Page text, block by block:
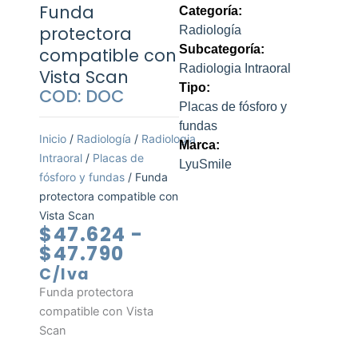
Funda
protectora
compatible con
Vista Scan
COD: DOC
Inicio / Radiología / Radiologia
Intraoral / Placas de
fósforo y fundas / Funda
protectora compatible con
Vista Scan
$47.624 -
$47.790
Rango
desde
$47.624
C/Iva
Funda protectora
compatible con Vista
Scan
Categoría:
Radiología
Subcategoría:
Radiologia Intraoral
Tipo:
Placas de fósforo y
fundas
Marca:
LyuSmile